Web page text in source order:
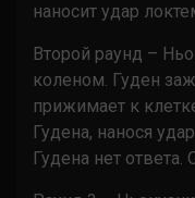
наносит удар
Второй раунд –
коленом. Гуден
прижимает к
Гудена, нанося
Гудена нет